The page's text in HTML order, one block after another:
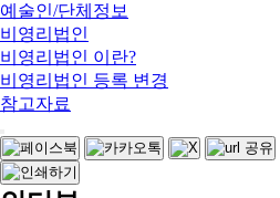
예술인/단체정보
비영리법인
비영리법인 이란?
비영리법인 등록 변경
참고자료